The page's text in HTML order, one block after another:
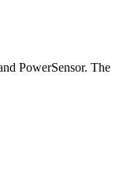
PowerSensor. The